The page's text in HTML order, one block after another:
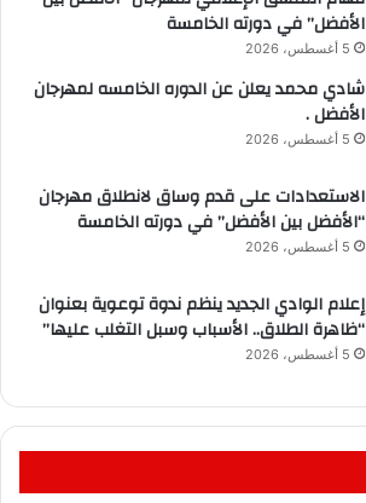
الأفضل” في دورته الخامسة
5 أغسطس، 2026
شادي محمد يعلن عن الدوره الخامسه لمهرجان
الأفضل .
5 أغسطس، 2026
الاستعدادات على قدم وساق لانطلاق مهرجان
“الأفضل بين الأفضل” في دورته الخامسة
5 أغسطس، 2026
إعلام الوادي الجديد ينظم ندوة توعوية بعنوان
“ظاهرة الطلاق.. الأسباب وسبل التغلب عليها”
5 أغسطس، 2026